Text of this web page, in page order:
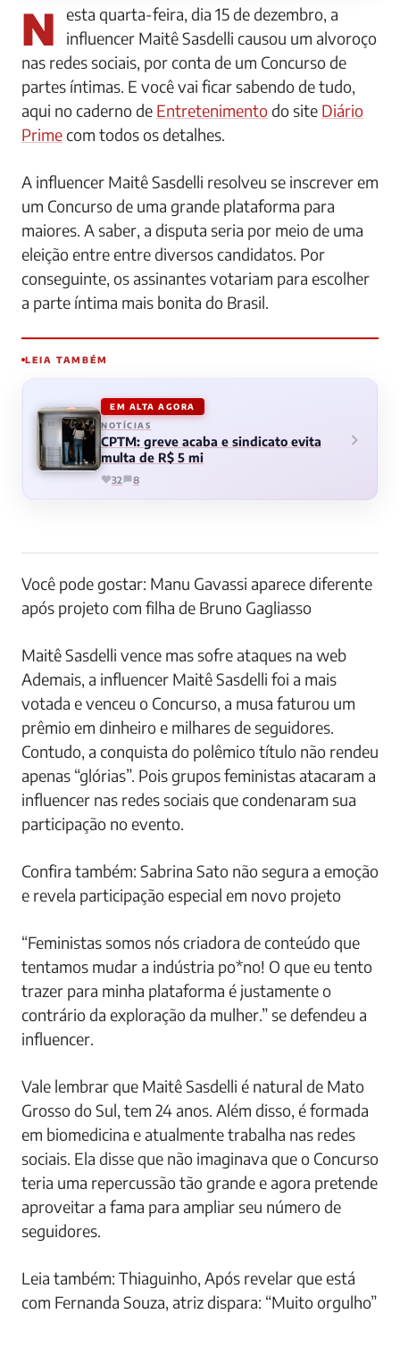
Nesta quarta-feira, dia 15 de dezembro, a
influencer Maitê Sasdelli causou um alvoroço
nas redes sociais, por conta de um Concurso de
partes íntimas. E você vai ficar sabendo de tudo,
aqui no caderno de Entretenimentodo site Diário
Primecom todos os detalhes.
A influencer Maitê Sasdelli resolveu se inscrever em
um Concurso de uma grande plataforma para
maiores. A saber, a disputa seria por meio de uma
eleição entre entre diversos candidatos. Por
conseguinte, os assinantes votariam para escolher
a parte íntima mais bonita do Brasil.
LEIA TAMBÉM
EM ALTA AGORA
NOTÍCIAS
CPTM: greve acaba e sindicato evita
multa de R$ 5 mi
32 8
Você pode gostar: Manu Gavassi aparece diferente
após projeto com filha de Bruno Gagliasso
Maitê Sasdelli vence mas sofre ataques na web
Ademais, a influencer Maitê Sasdelli foi a mais
votada e venceu o Concurso, a musa faturou um
prêmio em dinheiro e milhares de seguidores.
Contudo, a conquista do polêmico título não rendeu
apenas “glórias”. Pois grupos feministas atacaram a
influencer nas redes sociais que condenaram sua
participação no evento.
Confira também: Sabrina Sato não segura a emoção
e revela participação especial em novo projeto
“Feministas somos nós criadora de conteúdo que
tentamos mudar a indústria po*no! O que eu tento
trazer para minha plataforma é justamente o
contrário da exploração da mulher.” se defendeu a
influencer.
Vale lembrar que Maitê Sasdelli é natural de Mato
Grosso do Sul, tem 24 anos. Além disso, é formada
em biomedicina e atualmente trabalha nas redes
sociais. Ela disse que não imaginava que o Concurso
teria uma repercussão tão grande e agora pretende
aproveitar a fama para ampliar seu número de
seguidores.
Leia também: Thiaguinho, Após revelar que está
com Fernanda Souza, atriz dispara: “Muito orgulho”